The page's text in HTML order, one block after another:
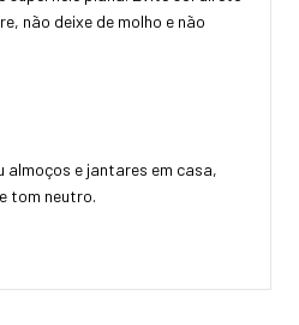
não deixe de molho e não
almoços e jantares em casa,
tom neutro.